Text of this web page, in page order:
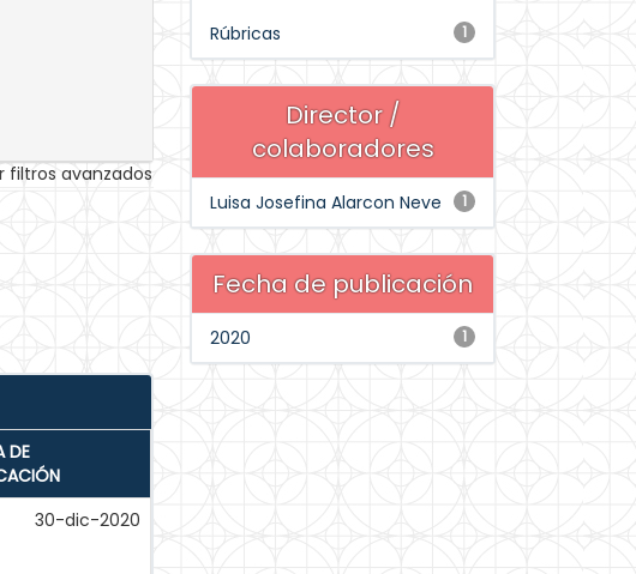
filtros avanzados
DE
30-dic-2020
1
Rúbricas
Director /
colaboradores
1
Luisa Josefina Alarcon Neve
Fecha de publicación
1
2020